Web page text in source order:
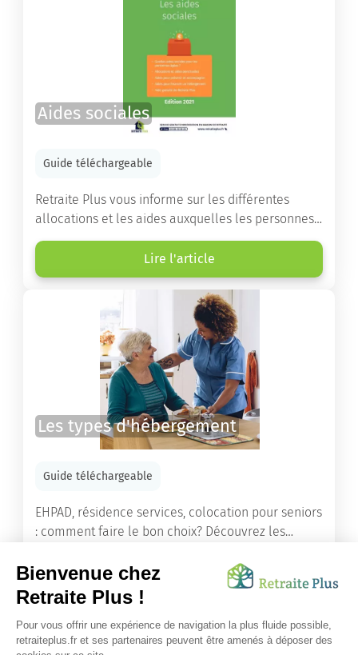
Aides sociales
Guide téléchargeable
Retraite Plus vous informe sur les différentes
allocations et les aides auxquelles les personnes
âgées ont droit pour financer un séjour en maison
de retraite ou un maintien à domicile.
Lire l'article
Les types d'hébergement
Guide téléchargeable
EHPAD, résidence services, colocation pour seniors
: comment faire le bon choix? Découvrez les
ainés.
Lire l'article
Vous avez besoin d’une aide de nos équipes ?